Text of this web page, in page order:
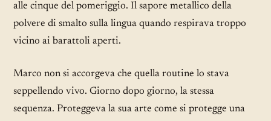
alle cinque del pomeriggio. Il sapore metallico della
polvere di smalto sulla lingua quando respirava troppo
vicino ai barattoli aperti.
Marco non si accorgeva che quella routine lo stava
seppellendo vivo. Giorno dopo giorno, la stessa
sequenza. Proteggeva la sua arte come si protegge una